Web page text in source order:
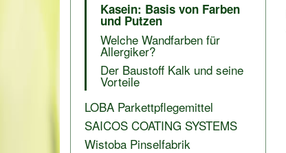
Kasein: Basis von Farben
und Putzen
Welche Wandfarben für
Allergiker?
Der Baustoff Kalk und seine
Vorteile
LOBA Parkettpflegemittel
SAICOS COATING SYSTEMS
Wistoba Pinselfabrik